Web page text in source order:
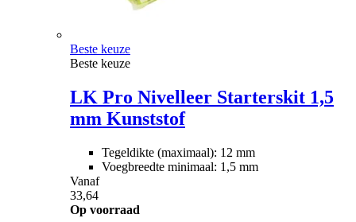
Beste keuze
Beste keuze
LK Pro Nivelleer Starterskit 1,5
mm Kunststof
Tegeldikte (maximaal): 12 mm
Voegbreedte minimaal: 1,5 mm
Vanaf
33,64
Op voorraad